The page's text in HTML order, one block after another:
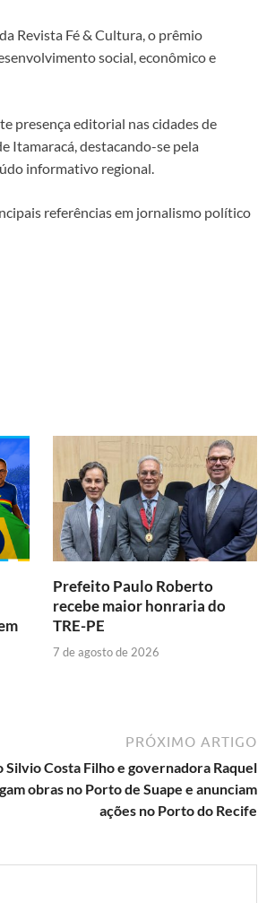
Revista Fé & Cultura, o prêmio
social, econômico e
presença editorial nas cidades de
Itamaracá, destacando-se pela
informativo regional.
referências em jornalismo político
Prefeito Paulo Roberto
recebe maior honraria do
TRE-PE
7 de agosto de 2026
PRÓXIMO ARTIGO
Costa Filho e governadora Raquel
obras no Porto de Suape e anunciam
ações no Porto do Recife